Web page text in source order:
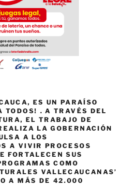
ES UN PARAÍSO
TODOS! . A TRAVÉS DEL
EL TRABAJO DE
LA GOBERNACIÓN
A LOS
A VIVIR PROCESOS
FORTALECEN SUS
COMO
VALLECAUCANAS’
A MÁS DE 42.000